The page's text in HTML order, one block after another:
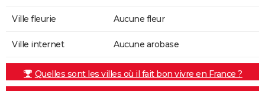
Ville fleurie Aucune fleur
Ville internet Aucune arobase
Quelles sont les villes où il fait bon vivre en France ?